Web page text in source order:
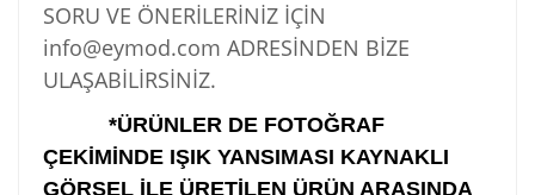
SORU VE ÖNERİLERİNİZ İÇİN
info@eymod.com ADRESİNDEN BİZE
ULAŞABİLİRSİNİZ.
*ÜRÜNLER DE FOTOĞRAF
ÇEKİMİNDE IŞIK YANSIMASI KAYNAKLI
GÖRSEL İLE ÜRETİLEN ÜRÜN ARASINDA